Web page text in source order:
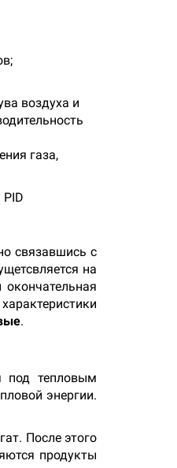
воздуха и
газа,
связавшись с
на
.
под тепловым
энергии.
После этого
продукты